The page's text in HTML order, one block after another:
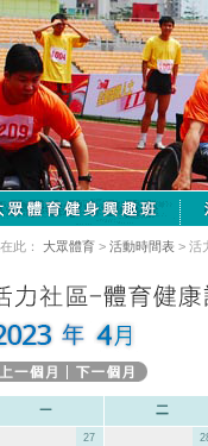
此： 大眾體育 > 活動時間表 > 活
27